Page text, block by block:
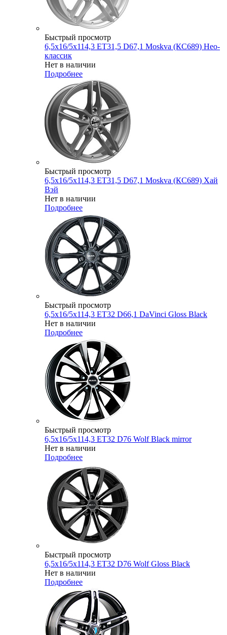
Быстрый просмотр
6,5x16/5x114,3 ET31,5 D67,1 Moskva (КС689) Нео-
классик
Нет в наличии
Подробнее
Быстрый просмотр
6,5x16/5x114,3 ET31,5 D67,1 Moskva (КС689) Хай
Вэй
Нет в наличии
Подробнее
Быстрый просмотр
6,5x16/5x114,3 ET32 D66,1 DaVinci Gloss Black
Нет в наличии
Подробнее
Быстрый просмотр
6,5x16/5x114,3 ET32 D76 Wolf Black mirror
Нет в наличии
Подробнее
Быстрый просмотр
6,5x16/5x114,3 ET32 D76 Wolf Gloss Black
Нет в наличии
Подробнее